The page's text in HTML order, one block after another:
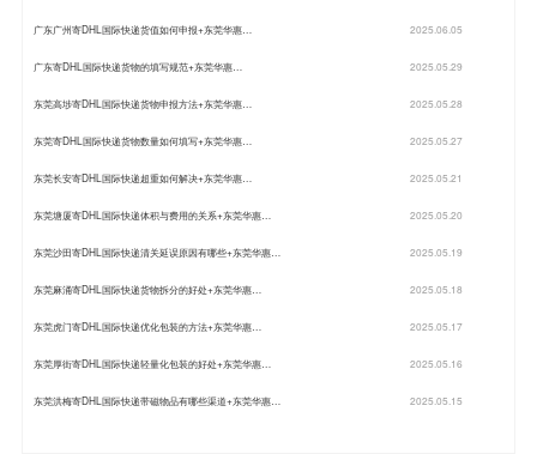
广东广州寄DHL国际快递货值如何申报+东莞华惠… 2025.06.05
广东寄DHL国际快递货物的填写规范+东莞华惠… 2025.05.29
东莞高埗寄DHL国际快递货物申报方法+东莞华惠… 2025.05.28
东莞寄DHL国际快递货物数量如何填写+东莞华惠… 2025.05.27
东莞长安寄DHL国际快递超重如何解决+东莞华惠… 2025.05.21
东莞塘厦寄DHL国际快递体积与费用的关系+东莞华惠… 2025.05.20
东莞沙田寄DHL国际快递清关延误原因有哪些+东莞华惠… 2025.05.19
东莞麻涌寄DHL国际快递货物拆分的好处+东莞华惠… 2025.05.18
东莞虎门寄DHL国际快递优化包装的方法+东莞华惠… 2025.05.17
东莞厚街寄DHL国际快递轻量化包装的好处+东莞华惠… 2025.05.16
东莞洪梅寄DHL国际快递带磁物品有哪些渠道+东莞华惠… 2025.05.15